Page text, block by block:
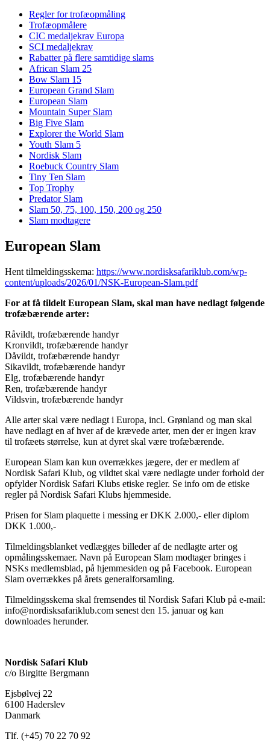
Regler for trofæopmåling
Trofæopmålere
CIC medaljekrav Europa
SCI medaljekrav
Rabatter på flere samtidige slams
African Slam 25
Bow Slam 15
European Grand Slam
European Slam
Mountain Super Slam
Big Five Slam
Explorer the World Slam
Youth Slam 5
Nordisk Slam
Roebuck Country Slam
Tiny Ten Slam
Top Trophy
Predator Slam
Slam 50, 75, 100, 150, 200 og 250
Slam modtagere
European Slam
Hent tilmeldingsskema: https://www.nordisksafariklub.com/wp-
content/uploads/2026/01/NSK-European-Slam.pdf
For at få tildelt European Slam, skal man have nedlagt følgende
trofæbærende arter:
Råvildt, trofæbærende handyr
Kronvildt, trofæbærende handyr
Dåvildt, trofæbærende handyr
Sikavildt, trofæbærende handyr
Elg, trofæbærende handyr
Ren, trofæbærende handyr
Vildsvin, trofæbærende handyr
Alle arter skal være nedlagt i Europa, incl. Grønland og man skal
have nedlagt en af hver af de krævede arter, men der er ingen krav
til trofæets størrelse, kun at dyret skal være trofæbærende.
European Slam kan kun overrækkes jægere, der er medlem af
Nordisk Safari Klub, og vildtet skal være nedlagte under forhold der
opfylder Nordisk Safari Klubs etiske regler. Se info om de etiske
regler på Nordisk Safari Klubs hjemmeside.
Prisen for Slam plaquette i messing er DKK 2.000,- eller diplom
DKK 1.000,-
Tilmeldingsblanket vedlægges billeder af de nedlagte arter og
opmålingsskemaer. Navn på European Slam modtager bringes i
NSKs medlemsblad, på hjemmesiden og på Facebook. European
Slam overrækkes på årets generalforsamling.
Tilmeldingsskema skal fremsendes til Nordisk Safari Klub på e-mail:
info@nordisksafariklub.com senest den 15. januar og kan
downloades herunder.
Nordisk Safari Klub
c/o Birgitte Bergmann
Ejsbølvej 22
6100 Haderslev
Danmark
Tlf. (+45) 70 22 70 92